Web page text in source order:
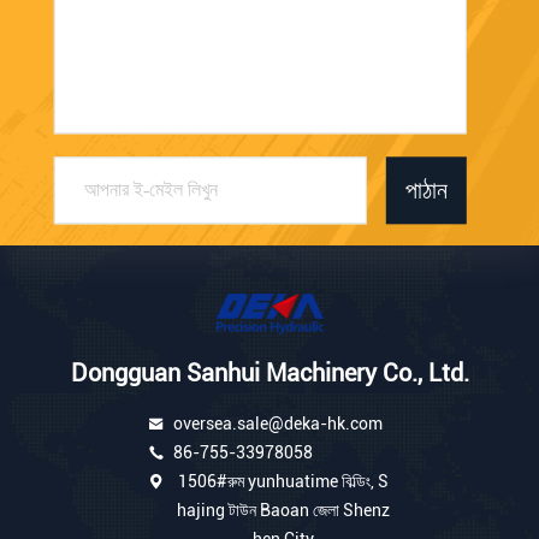
পাঠান
Dongguan Sanhui Machinery Co., Ltd.
oversea.sale@deka-hk.com
86-755-33978058
1506#রুম yunhuatime বিল্ডিং, S
hajing টাউন Baoan জেলা Shenz